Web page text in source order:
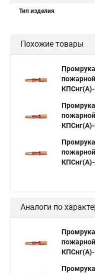
Тип изделия
Похожие товары
КПСнг(А)-
КПСнг(А)-
КПСнг(А)-
Аналоги по
КПСнг(А)-